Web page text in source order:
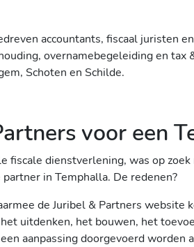
accountants, fiscaal juristen
overnamebegeleiding en
Schoten en Schilde.
voor een
fiscale dienstverlening, was op
in Temphalla. De redenen?
de Juribel & Partners website
uitdenken, het bouwen, het
aanpassing doorgevoerd